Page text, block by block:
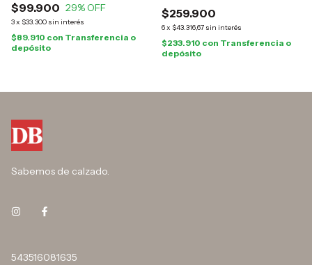
$99.900 29% OFF
3x $33.300 sin interés
$89.910 con Transferencia o
depósito
$259.900
6x $43.316,67 sin interés
$233.910 con Transferencia o
depósito
Sabemos de calzado.
543516081635